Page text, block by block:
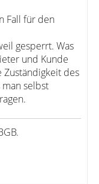
Fall für den
gesperrt. Was
und Kunde
des
selbst